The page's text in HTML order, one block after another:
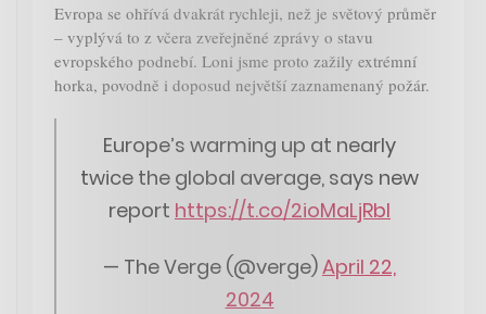
Evropa se ohřívá dvakrát rychleji, než je světový průměr
– vyplývá to z včera zveřejněné zprávy o stavu
evropského podnebí. Loni jsme proto zažily extrémní
horka, povodně i doposud největší zaznamenaný požár.
Europe’s warming up at nearly
twice the global average, says new
report https://t.co/2ioMaLjRbl
— The Verge (@verge)April 22,
2024